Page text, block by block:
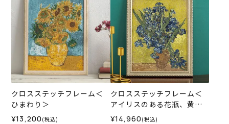
クロスステッチフレーム＜
ひまわり＞
¥13,200 (税込)
クロスステッチフレーム＜
アイリスのある花瓶、黄色
い背景＞
¥14,960 (税込)